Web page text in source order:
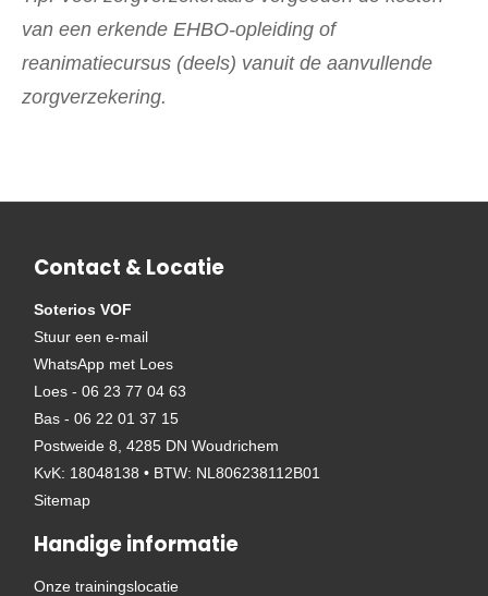
van een erkende EHBO-opleiding of
reanimatiecursus (deels) vanuit de aanvullende
zorgverzekering.
Contact & Locatie
Soterios VOF
Stuur een e-mail
WhatsApp met Loes
Loes - 06 23 77 04 63
Bas - 06 22 01 37 15
Postweide 8, 4285 DN Woudrichem
KvK: 18048138 • BTW: NL806238112B01
Sitemap
Handige informatie
Onze trainingslocatie